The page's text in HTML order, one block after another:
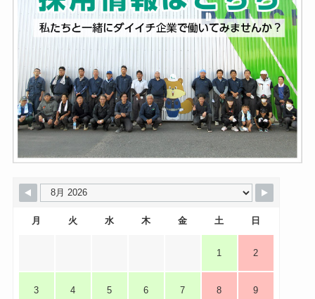
月 火 水 木 金 土 日
1 2
3 4 5 6 7 8 9